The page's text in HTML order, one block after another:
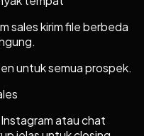
sales kirim file berbeda
untuk semua prospek.
atau chat